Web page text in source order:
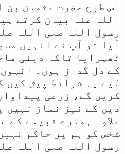
اس طرح حضرت عثمان بن
اللہ عنہ بیان کرتے
رسول اللہ صلی اللہ
آیا تو آپ نے انہیں
ٹھہرایا تاکہ دینی
کے دل گداز ہوں۔ انہوں
لیے یہ شرائط پیش کیں
کریں گے، زرعی
دیں گے نیز نماز نہیں
علاوہ ہمارے قبیلے کے
شخص کو ہم پر حاکم
رسول اللہ صلی اللہ